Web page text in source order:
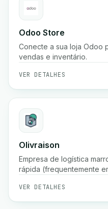
Odoo Store
Conecte a sua loja Odoo
vendas e inventário.
VER DETALHES
Olivraison
Empresa de logística
rápida (frequentemente
cidades, fulfillment de e-
encomendas em tempo
entrega e serviços de
VER DETALHES